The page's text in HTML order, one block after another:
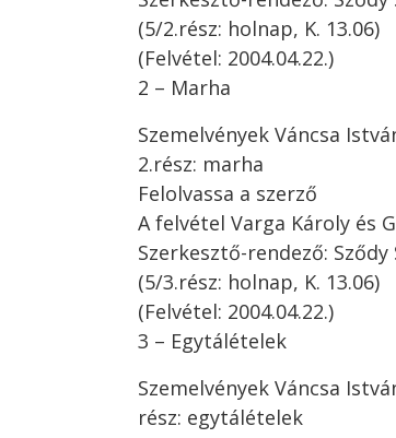
(5/2.rész: holnap, K. 13.06)
(Felvétel: 2004.04.22.)
2 – Marha
Szemelvények Váncsa
2.rész: marha
Felolvassa a szerző
A felvétel Varga Károly és
Szerkesztő-rendező: Sződy
(5/3.rész: holnap, K. 13.06)
(Felvétel: 2004.04.22.)
3 – Egytálételek
Szemelvények Váncsa
rész: egytálételek